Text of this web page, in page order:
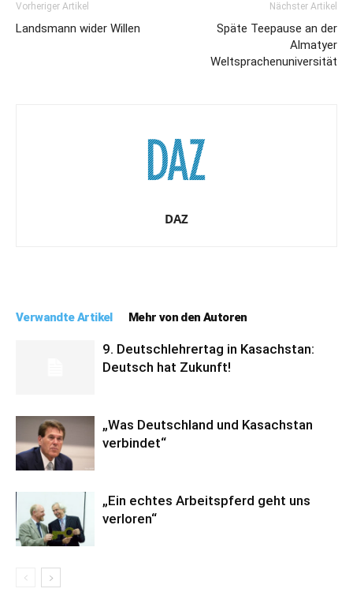
Vorheriger Artikel
Landsmann wider Willen
Nächster Artikel
Späte Teepause an der
Almatyer
Weltsprachenuniversität
DAZ
Verwandte Artikel Mehr von den Autoren
9. Deutschlehrertag in Kasachstan:
Deutsch hat Zukunft!
„Was Deutschland und Kasachstan
verbindet“
„Ein echtes Arbeitspferd geht uns
verloren“